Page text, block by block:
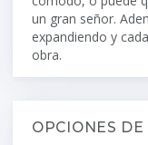
un gran señor.
expandiendo y
obra.
OPCIONES